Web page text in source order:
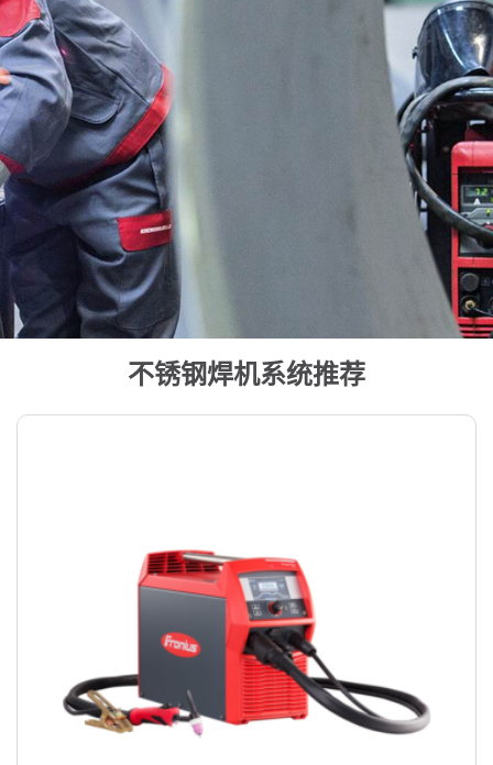
不锈钢的焊接案例展示
不锈钢焊机系统推荐